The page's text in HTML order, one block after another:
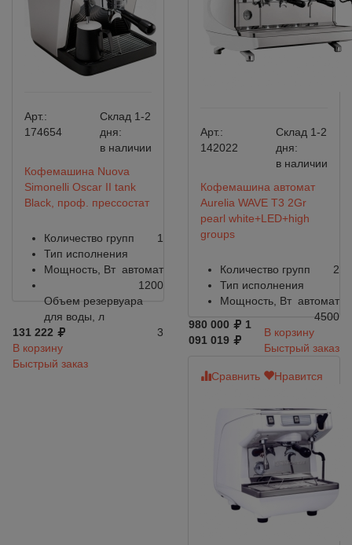
Арт.:
174654
Склад 1-2
дня:
в наличии
Кофемашина Nuova
Simonelli Oscar II tank
Black, проф. прессостат
Количество групп
1
Тип исполнения
автомат
Мощность, Вт
1200
Объем резервуара
для воды, л
3
131 222
В корзину
Быстрый заказ
Арт.:
142022
Склад 1-2
дня:
в наличии
Кофемашина автомат
Aurelia WAVE T3 2Gr
pearl white+LED+high
groups
Количество групп
2
Тип исполнения
автомат
Мощность, Вт
4500
980 000
1
091 019
В корзину
Быстрый заказ
Сравнить Нравится